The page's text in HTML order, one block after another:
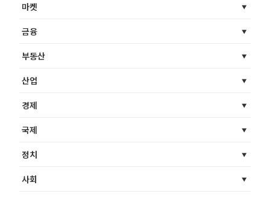
마켓
금융
부동산
산업
경제
국제
정치
사회